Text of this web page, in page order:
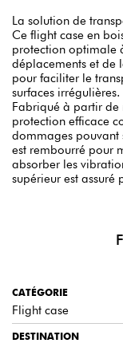
La solution de
Ce flight case en
protection optimale
déplacements et de
pour faciliter le
surfaces irrégulières.
Fabriqué à partir de
protection efficace
dommages pouvant
est rembourré pour
absorber les
supérieur est assuré
CATÉGORIE
Flight case
DESTINATION